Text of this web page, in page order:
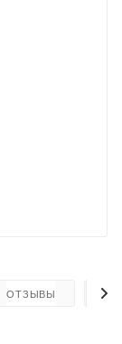
ОТЗЫВЫ